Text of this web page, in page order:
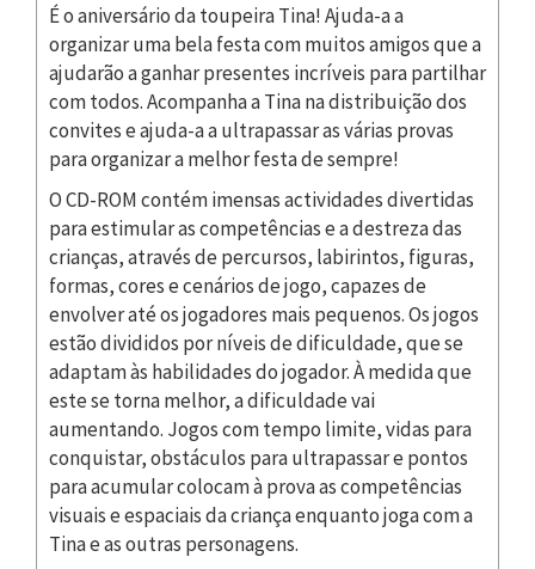
É o aniversário da toupeira Tina! Ajuda-a a
organizar uma bela festa com muitos amigos que a
ajudarão a ganhar presentes incríveis para partilhar
com todos. Acompanha a Tina na distribuição dos
convites e ajuda-a a ultrapassar as várias provas
para organizar a melhor festa de sempre!
O CD-ROM contém imensas actividades divertidas
para estimular as competências e a destreza das
crianças, através de percursos, labirintos, figuras,
formas, cores e cenários de jogo, capazes de
envolver até os jogadores mais pequenos. Os jogos
estão divididos por níveis de dificuldade, que se
adaptam às habilidades do jogador. À medida que
este se torna melhor, a dificuldade vai
aumentando. Jogos com tempo limite, vidas para
conquistar, obstáculos para ultrapassar e pontos
para acumular colocam à prova as competências
visuais e espaciais da criança enquanto joga com a
Tina e as outras personagens.